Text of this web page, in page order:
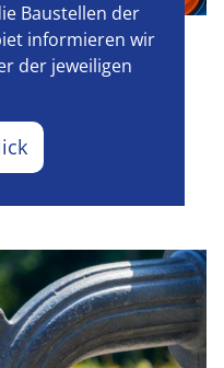
Baustellen der
informieren wir
der jeweiligen